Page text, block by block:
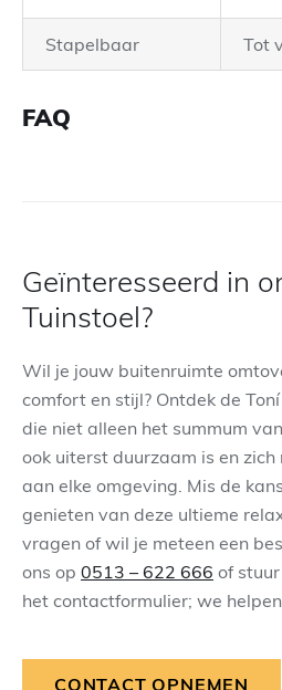
Stapelbaar Tot
FAQ
Geïnteresseerd in
Tuinstoel?
Wil je jouw buitenruimte
comfort en stijl? Ontdek de
die niet alleen het summum
ook uiterst duurzaam is en
aan elke omgeving. Mis de
genieten van deze ultieme
vragen of wil je meteen een
ons op 0513 – 622 666 of
het contactformulier; we
CONTACT OPNEMEN